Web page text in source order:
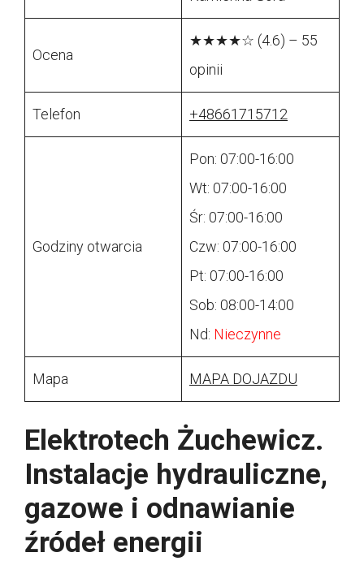
Ocena
★★★★☆ (4.6) – 55
opinii
Telefon +48661715712
Godziny otwarcia
Pon: 07:00-16:00
Wt: 07:00-16:00
Śr: 07:00-16:00
Czw: 07:00-16:00
Pt: 07:00-16:00
Sob: 08:00-14:00
Nd: Nieczynne
Mapa MAPA DOJAZDU
Elektrotech Żuchewicz.
Instalacje hydrauliczne,
gazowe i odnawianie
źródeł energii